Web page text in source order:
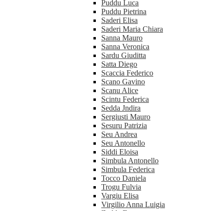
Puddu Luca
Puddu Pietrina
Saderi Elisa
Saderi Maria Chiara
Sanna Mauro
Sanna Veronica
Sardu Giuditta
Satta Diego
Scaccia Federico
Scano Gavino
Scanu Alice
Scintu Federica
Sedda Jndira
Sergiusti Mauro
Sesuru Patrizia
Seu Andrea
Seu Antonello
Siddi Eloisa
Simbula Antonello
Simbula Federica
Tocco Daniela
Trogu Fulvia
Vargiu Elisa
Virgilio Anna Luigia